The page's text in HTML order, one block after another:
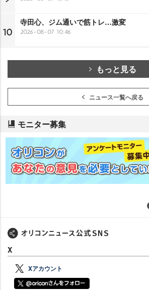
10
寺田心、ジム通いで筋トレ…激変
2026-08-07 10:46
もっと見る
ニュース一覧へ戻る
モニター募集
X
Xアカウント